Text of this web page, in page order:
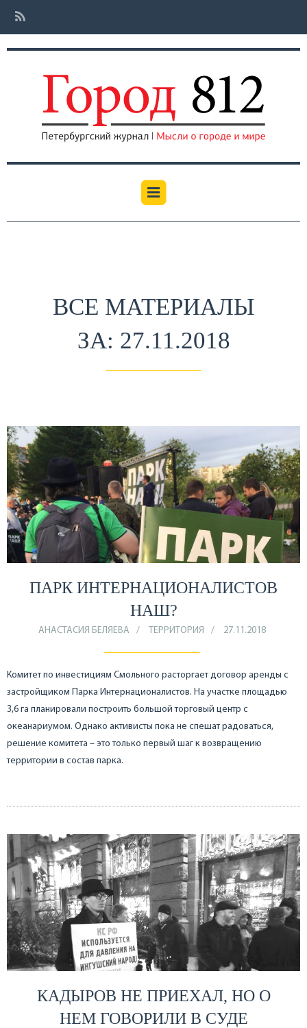
ВСЕ МАТЕРИАЛЫ
ЗА: 27.11.2018
ПАРК ИНТЕРНАЦИОНАЛИСТОВ
НАШ?
АНАСТАСИЯ БЕЛЯЕВА ТЕРРИТОРИЯ 27.11.2018
Комитет по инвестициям Смольного расторгает договор аренды с
застройщиком Парка Интернационалистов. На участке площадью
3,6 га планировали построить большой торговый центр с
океанариумом. Однако активисты пока не спешат радоваться,
решение комитета – это только первый шаг к возвращению
территории в состав парка.
КАДЫРОВ НЕ ПРИЕХАЛ, НО О
НЕМ ГОВОРИЛИ В СУДЕ